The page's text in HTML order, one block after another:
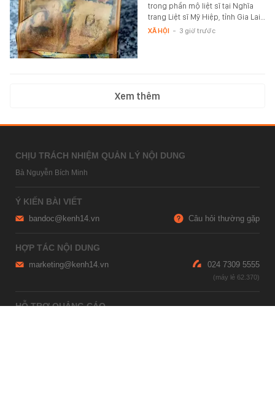
trong phần mộ liệt sĩ tại Nghĩa
trang Liệt sĩ Mỹ Hiệp, tỉnh Gia Lai…
XÃ HỘI - 3 giờ trước
Xem thêm
CHỊU TRÁCH NHIỆM QUẢN LÝ NỘI DUNG
Bà Nguyễn Bích Minh
Ý KIẾN BÀI VIẾT
bandoc@kenh14.vn Câu hỏi thường gặp
HỢP TÁC NỘI DUNG
marketing@kenh14.vn 024 7309 5555
HỖ TRỢ QUẢNG CÁO